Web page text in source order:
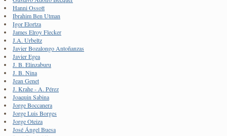
Hanni Ossott
Ibrahim Ben Utman
Igor Elortza
James Elroy Flecker
J.A. Urbeltz
Javier Bozalongo Antoñanzas
Javier Egea
J. B. Elinzaburu
J. B. Nina
Jean Genet
J. Krahe - A. Pérez
Joaquin Sabina
Jorge Boccanera
Jorge Luis Borges
Jorge Oteiza
José Ángel Buesa